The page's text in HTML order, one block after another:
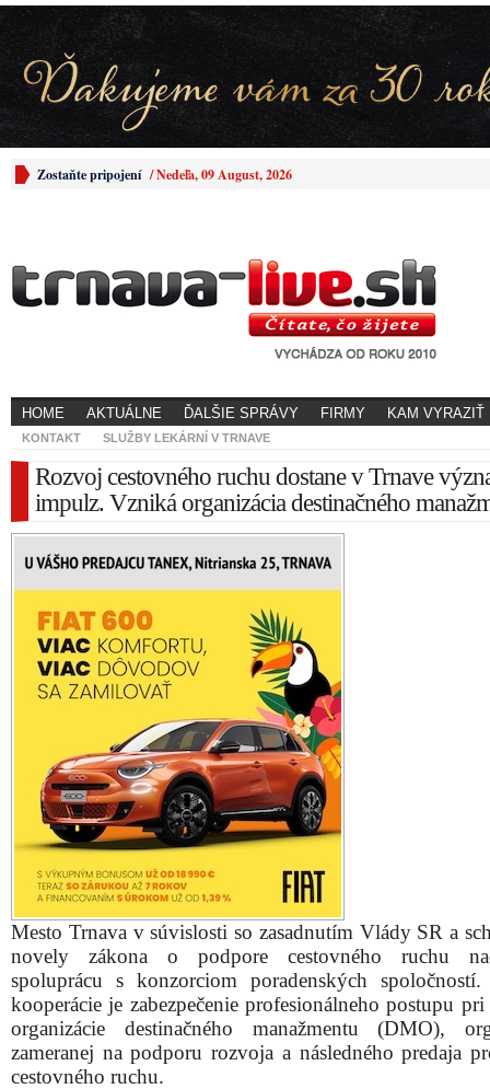
Zostaňte pripojení /Nedeľa, 09 August, 2026
HOME AKTUÁLNE ĎALŠIE SPRÁVY FIRMY KAM VYRAZIŤ
KONTAKT SLUŽBY LEKÁRNÍ V TRNAVE
Rozvoj cestovného ruchu dostane v Trnave
impulz. Vzniká organizácia destinačného
Mesto Trnava v súvislosti so zasadnutím Vlády SR a
novely zákona o podpore cestovného ruchu
spoluprácu s konzorciom poradenských
kooperácie je zabezpečenie profesionálneho postupu pri
organizácie destinačného manažmentu (DMO),
zameranej na podporu rozvoja a následného predaja
cestovného ruchu.